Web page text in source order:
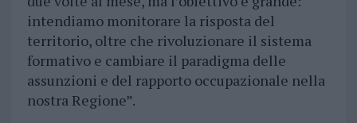
intendiamo monitorare la risposta del
territorio, oltre che rivoluzionare il sistema
formativo e cambiare il paradigma delle
assunzioni e del rapporto occupazionale nella
nostra Regione”.